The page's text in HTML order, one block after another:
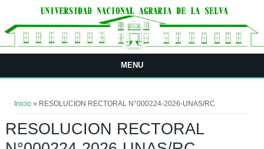
MENU
Inicio » RESOLUCION RECTORAL N°000224-2026-UNAS/RC
RESOLUCION RECTORAL